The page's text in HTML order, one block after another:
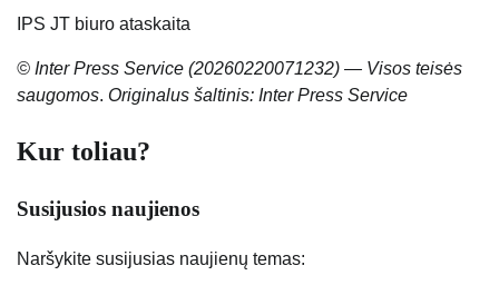
IPS JT biuro ataskaita
© Inter Press Service (20260220071232) — Visos teisės
saugomos. Originalus šaltinis: Inter Press Service
Kur toliau?
Susijusios naujienos
Naršykite susijusias naujienų temas: